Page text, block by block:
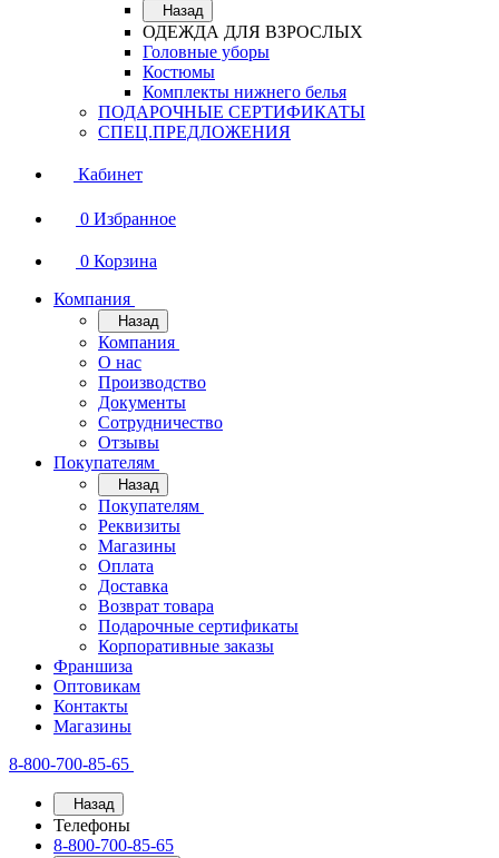
Назад
ОДЕЖДА ДЛЯ ВЗРОСЛЫХ
Головные уборы
Костюмы
Комплекты нижнего белья
ПОДАРОЧНЫЕ СЕРТИФИКАТЫ
СПЕЦ.ПРЕДЛОЖЕНИЯ
Кабинет
0 Избранное
0 Корзина
Компания
Назад
Компания
О нас
Производство
Документы
Сотрудничество
Отзывы
Покупателям
Назад
Покупателям
Реквизиты
Магазины
Оплата
Доставка
Возврат товара
Подарочные сертификаты
Корпоративные заказы
Франшиза
Оптовикам
Контакты
Магазины
8-800-700-85-65
Назад
Телефоны
8-800-700-85-65